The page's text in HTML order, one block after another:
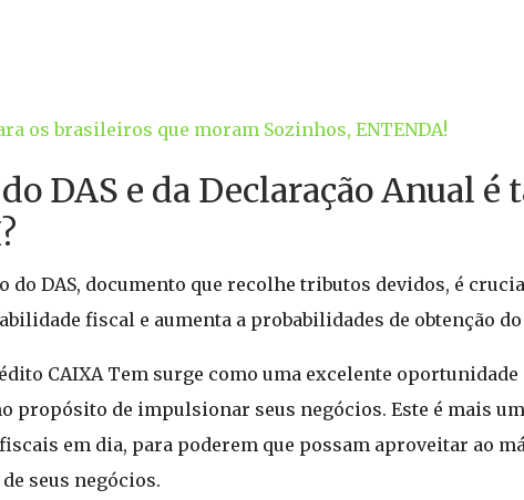
os brasileiros que moram Sozinhos, ENTENDA!
DAS e da Declaração Anual é
do DAS, documento que recolhe tributos devidos, é
fiscal e aumenta a probabilidades de obtenção
CAIXA Tem surge como uma excelente oportunidade
propósito de impulsionar seus negócios. Este é mais
em dia, para poderem que possam aproveitar ao
seus negócios.